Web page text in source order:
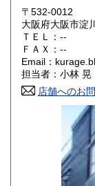
奈良県
鳥取県
岡山県
〒532-0012
大阪府大阪市
ＴＥＬ：--
ＦＡＸ：--
Email：
担当者：小林 晃
店舗へのお